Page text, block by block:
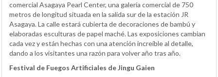
comercial Asagaya Pearl Center, una galería comercial de 750
metros de longitud situada en la salida sur de la estación JR
Asagaya. La calle estará cubierta de decoraciones de bambú y
elaboradas esculturas de papel maché. Las exposiciones cambian
cada vez y están hechas con una atención increíble al detalle,
dando a los visitantes una razón para volver año tras año.
Festival de Fuegos Artificiales de Jingu Gaien